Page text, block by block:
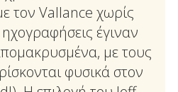
τον Vallance χωρίς
ηχογραφήσεις έγιναν
με τους
φυσικά στον